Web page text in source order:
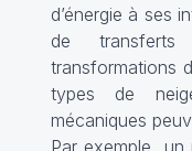
d’énergie à ses
de transferts
transformations
types de
mécaniques
Par exemple,